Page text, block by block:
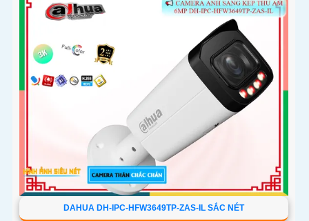
DAHUA DH-IPC-HFW3649TP-ZAS-IL SẮC NÉT